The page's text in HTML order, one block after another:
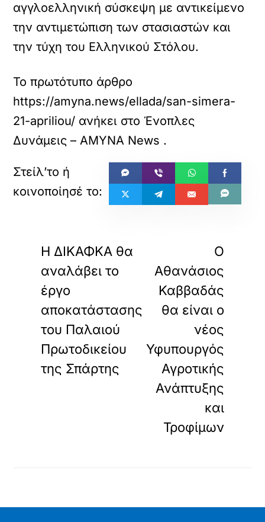
αγγλοελληνική σύσκεψη με αντικείμενο
την αντιμετώπιση των στασιαστών και
την τύχη του Ελληνικού Στόλου.
Το πρωτότυπο άρθρο
https://amyna.news/ellada/san-simera-
21-apriliou/ ανήκει στο Ένοπλες
Δυνάμεις – ΑΜΥΝΑ News .
Η ΔΙΚΑΦΚΑ θα
αναλάβει το
έργο
αποκατάστασης
του Παλαιού
Πρωτοδικείου
της Σπάρτης
Ο
Αθανάσιος
Καββαδάς
θα είναι ο
νέος
Υφυπουργός
Αγροτικής
Ανάπτυξης
και
Τροφίμων